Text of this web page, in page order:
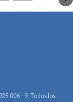
006 - 9. Todos los